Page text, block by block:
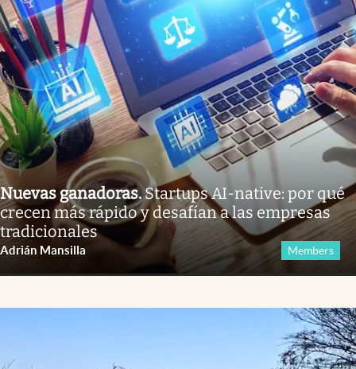
Nuevas ganadoras.Startups AI-native: por qué
crecen más rápido y desafían a las empresas
tradicionales
Adrián Mansilla Members